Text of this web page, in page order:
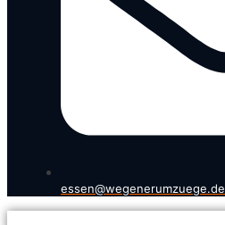
essen@wegenerumzuege.de